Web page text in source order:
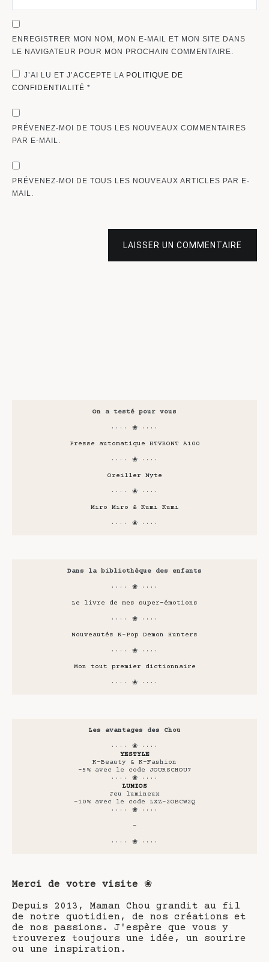
ENREGISTRER MON NOM, MON E-MAIL ET MON SITE DANS
LE NAVIGATEUR POUR MON PROCHAIN COMMENTAIRE.
J’AI LU ET J’ACCEPTE LA POLITIQUE DE
CONFIDENTIALITÉ *
PRÉVENEZ-MOI DE TOUS LES NOUVEAUX COMMENTAIRES
PAR E-MAIL.
PRÉVENEZ-MOI DE TOUS LES NOUVEAUX ARTICLES PAR E-
MAIL.
LAISSER UN COMMENTAIRE
On a testé pour vous
···· ❀ ····
Presse automatique HTVRONT A100
···· ❀ ····
Oreiller Nyte
···· ❀ ····
Miro Miro & Kumi Kumi
···· ❀ ····
Dans la bibliothèque des enfants
···· ❀ ····
Le livre de mes super-émotions
···· ❀ ····
Nouveautés K-Pop Demon Hunters
···· ❀ ····
Mon tout premier dictionnaire
···· ❀ ····
Les avantages des Chou
···· ❀ ····
YESTYLE
K-Beauty & K-Fashion
-5% avec le code JOURSCHOU7
···· ❀ ····
LUMIOS
Jeu lumineux
-10% avec le code LXZ-2OBCW2Q
···· ❀ ····
-
···· ❀ ····
Merci de votre visite ❀
Depuis 2013, Maman Chou grandit au fil
de notre quotidien, de nos créations et
de nos passions. J'espère que vous y
trouverez toujours une idée, un sourire
ou une inspiration.